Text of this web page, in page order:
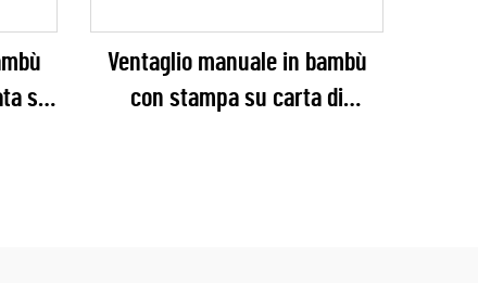
su
Ventaglio manuale in bambù
con stampa su carta di